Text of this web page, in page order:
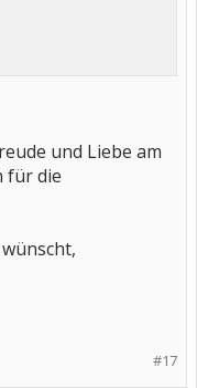
und Liebe am
für die
#17